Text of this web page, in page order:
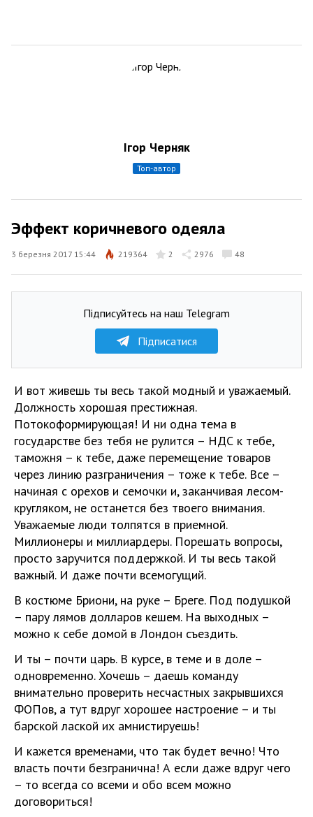
Ігор Черняк
топ-автор
Эффект коричневого одеяла
3 березня 2017 15:44 219364 2 2976 48
Підписуйтесь на наш Telegram
Підписатися
И вот живешь ты весь такой модный и уважаемый.
Должность хорошая престижная.
Потокоформирующая! И ни одна тема в
государстве без тебя не рулится – НДС к тебе,
таможня – к тебе, даже перемещение товаров
через линию разграничения – тоже к тебе. Все –
начиная с орехов и семочки и, заканчивая лесом-
кругляком, не останется без твоего внимания.
Уважаемые люди толпятся в приемной.
Миллионеры и миллиардеры. Порешать вопросы,
просто заручится поддержкой. И ты весь такой
важный. И даже почти всемогущий.
В костюме Бриони, на руке – Бреге. Под подушкой
– пару лямов долларов кешем. На выходных –
можно к себе домой в Лондон съездить.
И ты – почти царь. В курсе, в теме и в доле –
одновременно. Хочешь – даешь команду
внимательно проверить несчастных закрывшихся
ФОПов, а тут вдруг хорошее настроение – и ты
барской лаской их амнистируешь!
И кажется временами, что так будет вечно! Что
власть почти безгранична! А если даже вдруг чего
– то всегда со всеми и обо всем можно
договориться!